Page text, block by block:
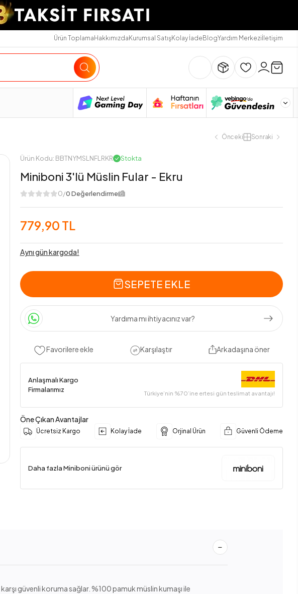
Ürün ToplamaHakkımızdaKurumsal SatışKolay İadeBlogYardım Merkeziİletişim
Önceki Sonraki
Ürün Kodu: BBTNYMSLNFLRKR Stokta
Miniboni 3'lü Müslin Fular - Ekru
0/0 Değerlendirme
779,90 TL
Aynı gün kargoda!
SEPETE EKLE
Yardıma mı ihtiyacınız var?
Favorilere ekle Karşılaştır Arkadaşına öner
Anlaşmalı Kargo
Firmalarımız
Türkiye’nin %70’ine ertesi gün teslimat avantajı!
Öne Çıkan Avantajlar
Ücretsiz Kargo Kolay İade Orjinal Ürün Güvenli Ödeme
Daha fazla Miniboni ürünü gör
Değerlendirmeler
güvenli koruma sağlar. %100 pamuk müslin kumaşı ile